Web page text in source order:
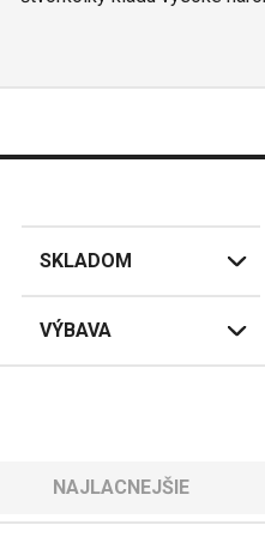
sú
Áno,
SKLADOM
VÝBAVA
NAJLACNEJŠIE